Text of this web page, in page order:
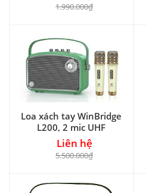
1.990.000₫
Loa xách tay WinBridge
L200, 2 mic UHF
Liên hệ
5.500.000₫